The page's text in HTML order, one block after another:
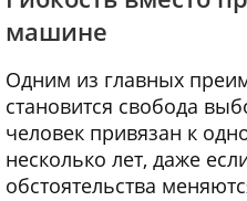
машине
Одним из главных
становится свобода
человек привязан к
несколько лет, даже
обстоятельства